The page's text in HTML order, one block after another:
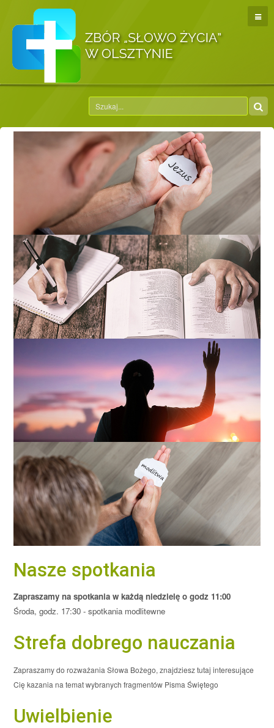
Nasze spotkania
Zapraszamy na spotkania w każdą niedzielę o godz 11:00
Środa, godz. 17:30 - spotkania modlitewne
Strefa dobrego nauczania
Zapraszamy do rozważania Słowa Bożego, znajdziesz tutaj interesujące
Cię kazania na temat wybranych fragmentów Pisma Świętego
Uwielbienie